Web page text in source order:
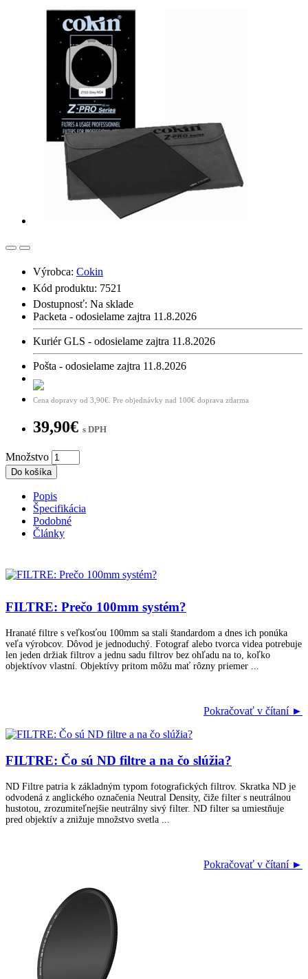
Výrobca: Cokin
Kód produktu: 7521
Dostupnosť: Na sklade
Packeta - odosielame zajtra 11.8.2026
Kuriér GLS - odosielame zajtra 11.8.2026
Pošta - odosielame zajtra 11.8.2026
Cena dopravy od 3,90€. Pre objednávky nad 100€ doprava zdarma
39,90€ s DPH
Množstvo
Do košíka
Popis
Špecifikácia
Podobné
Články
FILTRE: Prečo 100mm systém?
Hranaté filtre s veľkosťou 100mm sa stali štandardom a dnes ich ponúka
veľa výrobcov. Dôvod je jednoduchý. Fotograf alebo tvorca videa potrebuje
len jeden držiak filtrov a jednu sadu filtrov bez ohľadu na to, koľko
objektívov vlastní. Objektívy pritom môžu mať rôzny priemer ...
Pokračovať v čítaní ►
FILTRE: Čo sú ND filtre a na čo slúžia?
ND Filtre patria k základným typom fotografických filtrov. Skratka ND je
odvodená z anglického označenia Neutral Density, čiže filter s neutrálnou
hustotou, zrozumiteľnejšie neutrálny sivý filter. ND filter sa umiestňuje
pred objektív a znižuje množstvo svetla ...
Pokračovať v čítaní ►